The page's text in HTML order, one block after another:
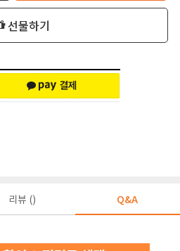
선물하기
리뷰 () Q&A